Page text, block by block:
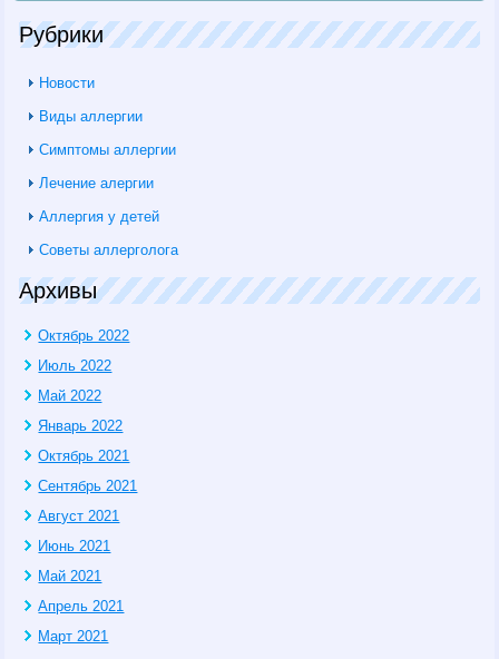
Рубрики
Новости
Виды аллергии
Симптомы аллергии
Лечение алергии
Аллергия у детей
Советы аллерголога
Архивы
Октябрь 2022
Июль 2022
Май 2022
Январь 2022
Октябрь 2021
Сентябрь 2021
Август 2021
Июнь 2021
Май 2021
Апрель 2021
Март 2021